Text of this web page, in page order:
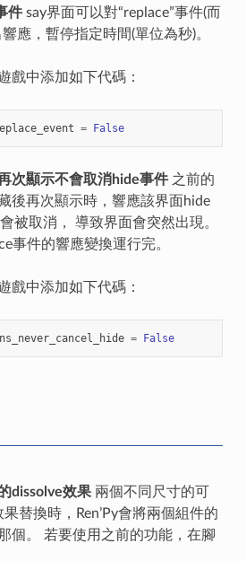
件say界面可以對“replace”事件(而
應，暫停指定時間(單位為秒)。
戲中添加如下代碼：
= False
次顯示不會取消hide事件之前的
後再次顯示時，響應該界面hide
被取消， 導致界面會突然出現。
事件的響應變換運行完。
戲中添加如下代碼：
= False
dissolve效果兩個不同尺寸的可
替換時，Ren’Py會將兩個組件的
個。 若要使用之前的功能，在腳